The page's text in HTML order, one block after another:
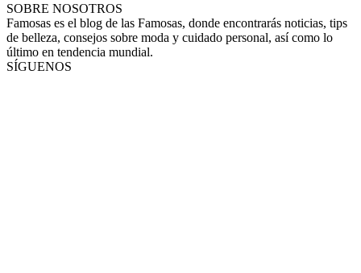
SOBRE NOSOTROS
Famosas es el blog de las Famosas, donde encontrarás noticias, tips
de belleza, consejos sobre moda y cuidado personal, así como lo
último en tendencia mundial.
SÍGUENOS